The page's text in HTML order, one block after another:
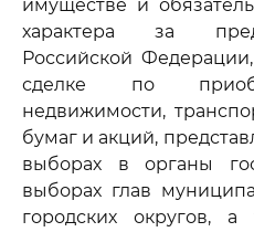
имуществе и
характера за
Российской
сделке по
недвижимости,
бумаг и акций,
выборах в органы
выборах глав
городских округов, а